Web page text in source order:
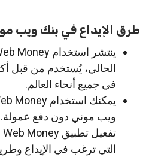
طرق الإيداع في بنك ويب
في جميع أنحاء العالم.
ويب موني دون دفع عمولة.
التي ترغب في الإيداع